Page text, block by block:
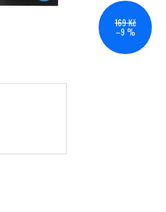
169 Kč
–9 %